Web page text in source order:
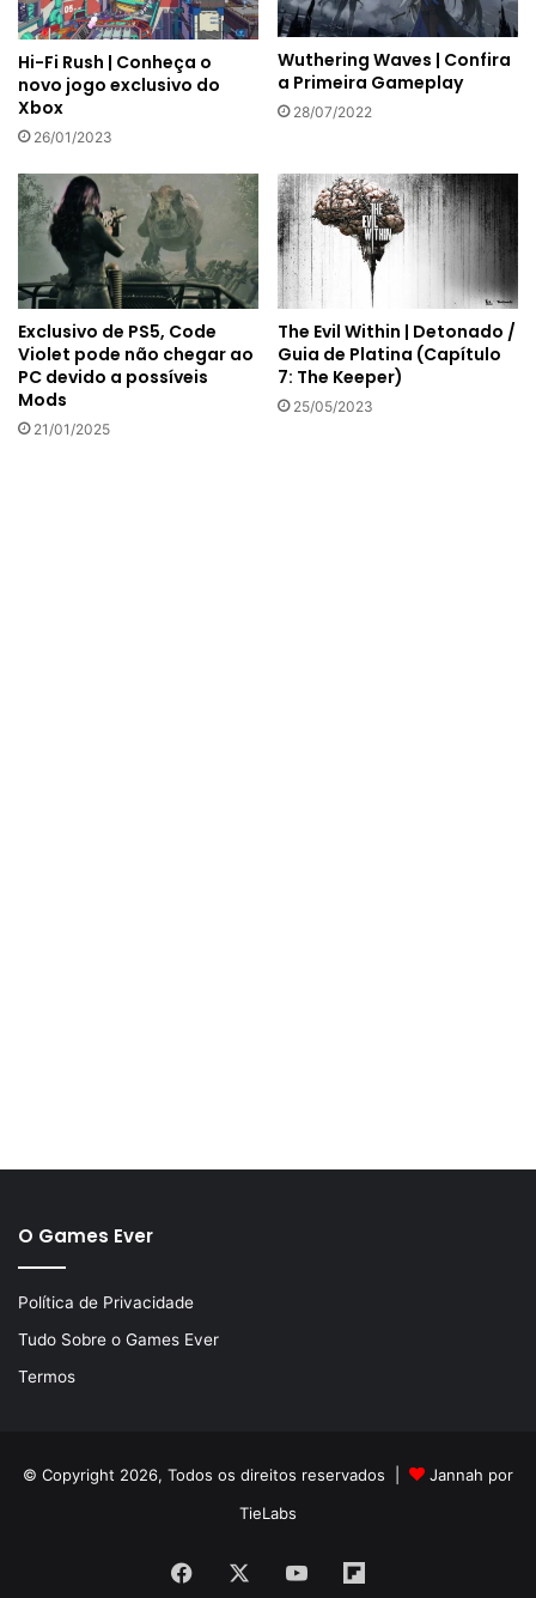
Hi-Fi Rush | Conheça o
novo jogo exclusivo do
Xbox
26/01/2023
Wuthering Waves | Confira
a Primeira Gameplay
28/07/2022
Exclusivo de PS5, Code
Violet pode não chegar ao
PC devido a possíveis
Mods
21/01/2025
The Evil Within | Detonado /
Guia de Platina (Capítulo
7: The Keeper)
25/05/2023
O Games Ever
Política de Privacidade
Tudo Sobre o Games Ever
Termos
© Copyright 2026, Todos os direitos reservados |
Jannah por
TieLabs
Facebook YouTube